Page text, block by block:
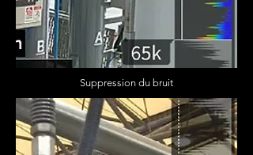
Suppression du bruit